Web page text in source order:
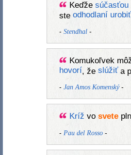
Keďže súčasťou
ste odhodlaní urobiť
- Stendhal-
Komukoľvek
hovorí , že slúžiťa
- Jan Amos Komenský-
Kríž vo svete
- Pau del Rosso-